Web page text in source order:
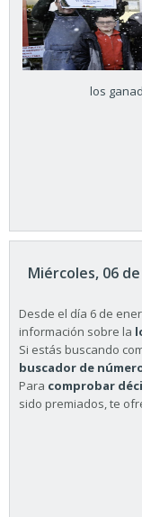
los
Miércoles, 06
Desde el día 6 de
información sobre la
Si estás buscando
buscador de
Para comprobar
sido premiados, te